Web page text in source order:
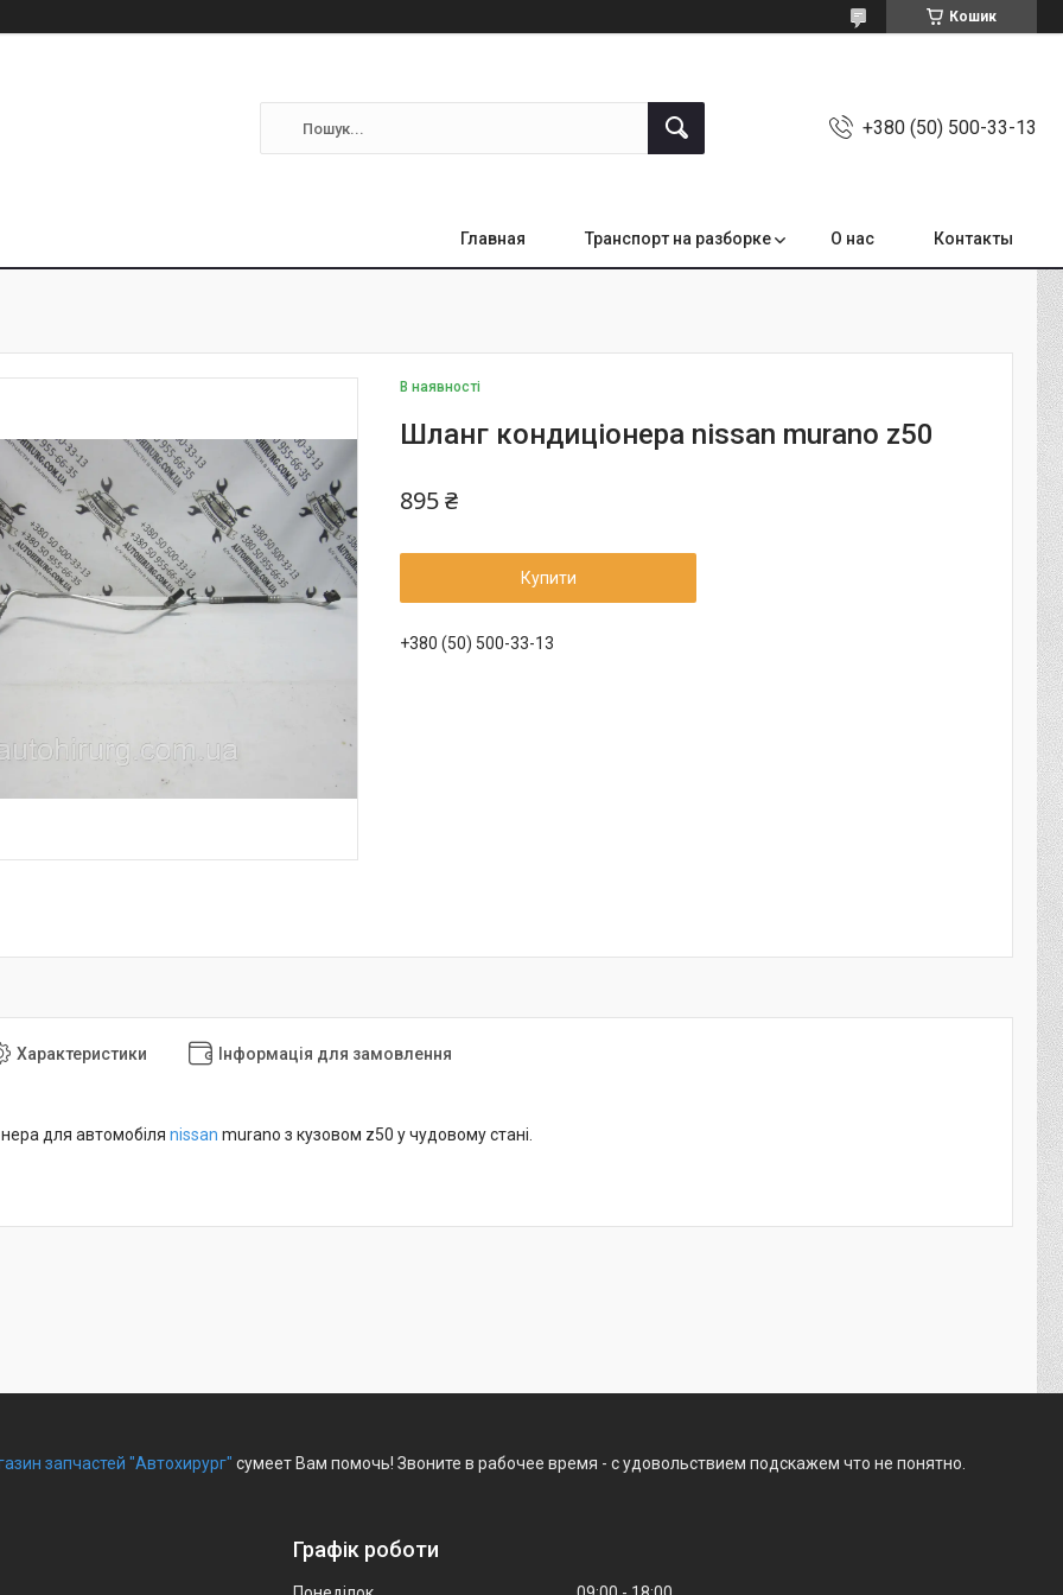
Кошик
+380 (50) 500-33-13
Главная Транспорт на разборке О нас Контакты
В наявності
Шланг кондиціонера nissan murano z50
895 ₴
Купити
+380 (50) 500-33-13
Характеристики Інформація для замовлення
для автомобіля nissan murano з кузовом z50 у чудовому стані.
запчастей "Автохирург" сумеет Вам помочь! Звоните в рабочее время - с удовольствием подскажем что не понятно.
Графік роботи